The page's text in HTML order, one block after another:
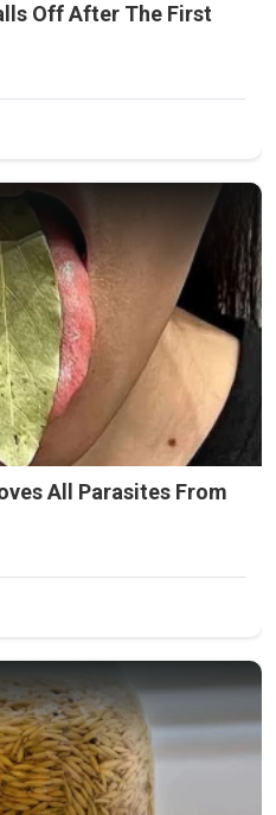
Off After The First
All Parasites From